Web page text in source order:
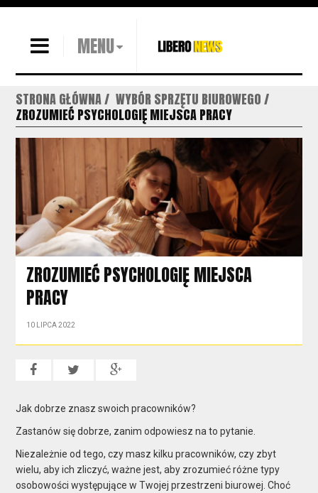
MENU
STRONA GŁÓWNA
WYBÓR SPRZĘTU BIUROWEGO
ZROZUMIEĆ PSYCHOLOGIĘ MIEJSCA PRACY
ZROZUMIEĆ PSYCHOLOGIĘ MIEJSCA
PRACY
10 LIPCA 2022
Jak dobrze znasz swoich pracowników?
Zastanów się dobrze, zanim odpowiesz na to pytanie.
Niezależnie od tego, czy masz kilku pracowników, czy zbyt
wielu, aby ich zliczyć, ważne jest, aby zrozumieć różne typy
osobowości występujące w Twojej przestrzeni biurowej. Choć